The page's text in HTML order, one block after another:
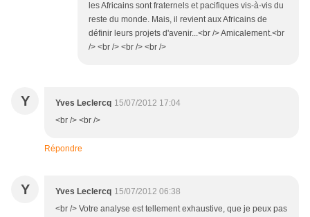
les Africains sont fraternels et pacifiques vis-à-vis du
reste du monde. Mais, il revient aux Africains de
définir leurs projets d'avenir...<br /> Amicalement.<br
/> <br /> <br /> <br />
Y Yves Leclercq 15/07/2012 17:04
<br /> <br />
Répondre
Y Yves Leclercq 15/07/2012 06:38
<br /> Votre analyse est tellement exhaustive, que je peux pas